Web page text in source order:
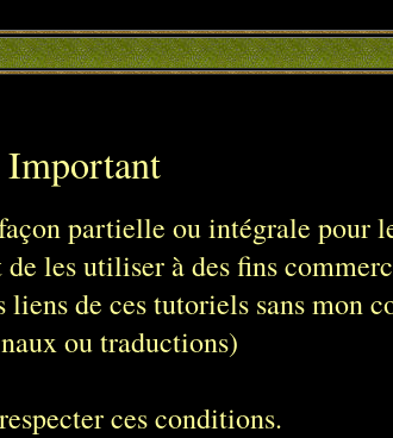
Important
partielle ou intégrale pour
les utiliser à des fins
de ces tutoriels sans mon
ou traductions)
ces conditions.